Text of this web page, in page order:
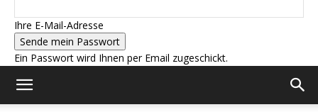
Ihre E-Mail-Adresse
Ein Passwort wird Ihnen per Email zugeschickt.